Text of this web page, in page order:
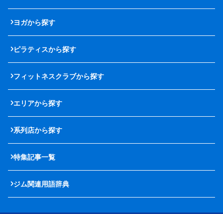
ヨガから探す
ピラティスから探す
フィットネスクラブから探す
エリアから探す
系列店から探す
特集記事一覧
ジム関連用語辞典